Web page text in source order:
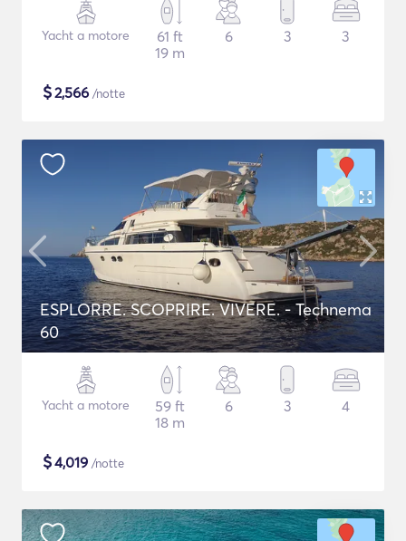
Yacht a motore
61 ft
19 m
6 3 3
$2,566 /notte
ESPLORRE. SCOPRIRE. VIVERE. - Technema
60
Yacht a motore
59 ft
18 m
6 3 4
$4,019 /notte